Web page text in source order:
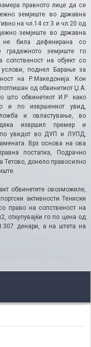
правното лице да се
земјиште во државна
на чл.14 ст.3 и чл.20 од
земјиште во државна
не била дефинирана со
градежното земјиште го
сопственост на објект со
услови, поднел Барање за
на Р.Македонија. Кон
од обвинетиот Џ.А.
што обвинетиот И.Р. како
и по извршениот увид,
и овластување, во
извршил премер и
по увидот во ДУП и ЛУПД,
Врз основа на ова
постапка, Подрачно
Тетово, донело правосилно
обвинетите овозможиле,
активности Тениски
право на сопственост на
откупувајќи го по цена од
денари, а на штета на